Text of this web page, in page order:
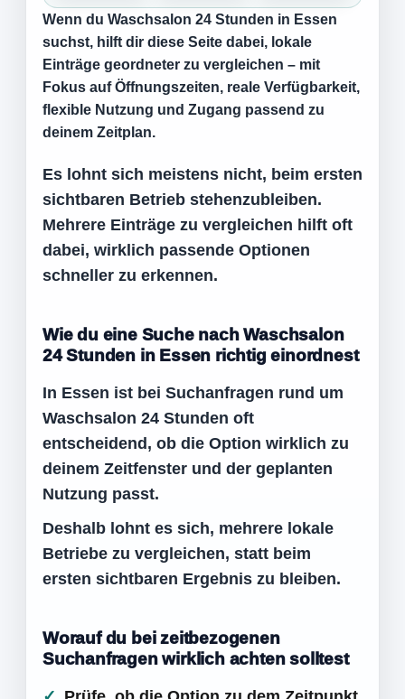
Wenn du Waschsalon 24 Stunden in Essen
suchst, hilft dir diese Seite dabei, lokale
Einträge geordneter zu vergleichen – mit
Fokus auf Öffnungszeiten, reale Verfügbarkeit,
flexible Nutzung und Zugang passend zu
deinem Zeitplan.
Es lohnt sich meistens nicht, beim ersten
sichtbaren Betrieb stehenzubleiben.
Mehrere Einträge zu vergleichen hilft oft
dabei, wirklich passende Optionen
schneller zu erkennen.
Wie du eine Suche nach Waschsalon
24 Stunden in Essen richtig einordnest
In Essen ist bei Suchanfragen rund um
Waschsalon 24 Stunden oft
entscheidend, ob die Option wirklich zu
deinem Zeitfenster und der geplanten
Nutzung passt.
Deshalb lohnt es sich, mehrere lokale
Betriebe zu vergleichen, statt beim
ersten sichtbaren Ergebnis zu bleiben.
Worauf du bei zeitbezogenen
Suchanfragen wirklich achten solltest